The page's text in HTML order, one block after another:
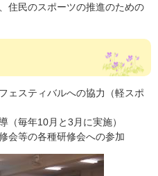
住民のスポーツの推進のための
ェスティバルへの協力（軽スポ
（毎年10月と3月に実施）
会等の各種研修会への参加